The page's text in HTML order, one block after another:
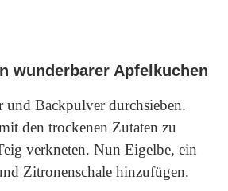
wunderbarer Apfelkuchen
und Backpulver durchsieben.
den trockenen Zutaten zu
verkneten. Nun Eigelbe, ein
Zitronenschale hinzufügen.